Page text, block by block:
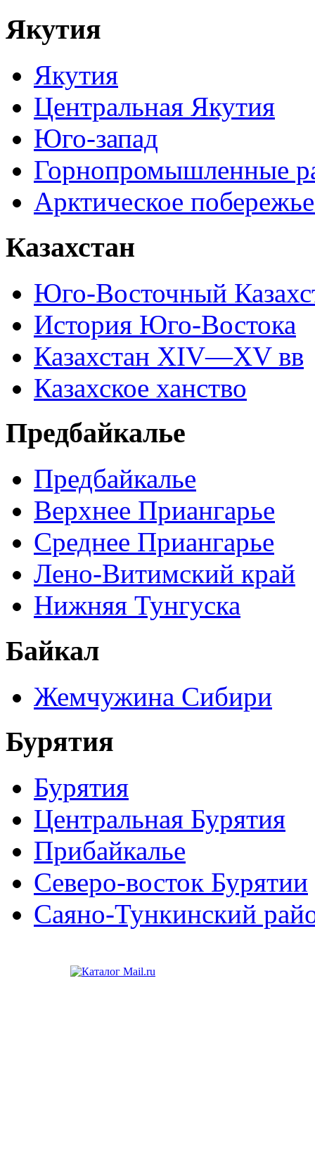
Якутия
Якутия
Центральная Якутия
Юго-запад
Горнопромышленные
Арктическое
Казахстан
Юго-Восточный
История Юго-Востока
Казахстан XIV—XV вв
Казахское ханство
Предбайкалье
Предбайкалье
Верхнее Приангарье
Среднее Приангарье
Лено-Витимский край
Нижняя Тунгуска
Байкал
Жемчужина Сибири
Бурятия
Бурятия
Центральная Бурятия
Прибайкалье
Северо-восток Бурятии
Саяно-Тункинский